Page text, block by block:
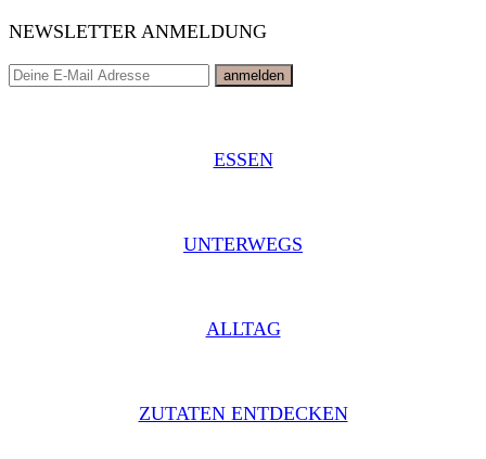
NEWSLETTER ANMELDUNG
ESSEN
UNTERWEGS
ALLTAG
ZUTATEN ENTDECKEN